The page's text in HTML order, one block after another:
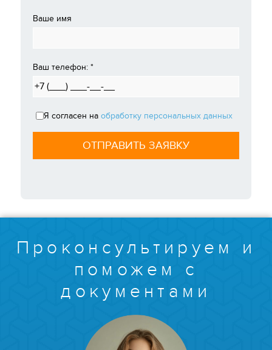
Ваше имя
Ваш телефон: *
Я согласен на обработку персональных данных
Проконсультируем и
поможем с
документами